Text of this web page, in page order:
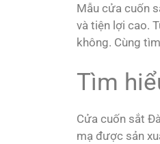
Mẫu cửa cuốn
và tiện lợi cao.
không. Cùng
Tìm
Cửa cuốn sắt
mạ được sản